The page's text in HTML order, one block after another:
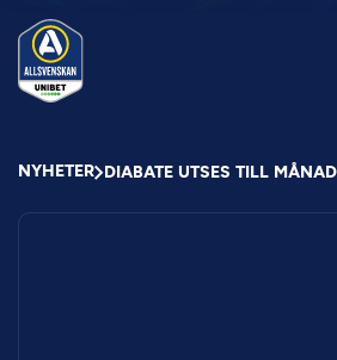
NYHETER DIABATE UTSES TILL